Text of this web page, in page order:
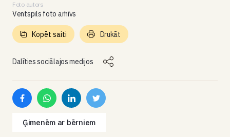
Foto autors
Ventspils foto arhīvs
Dalīties sociālajos medijos
Kopēt saiti Drukāt
Ģimenēm ar bērniem